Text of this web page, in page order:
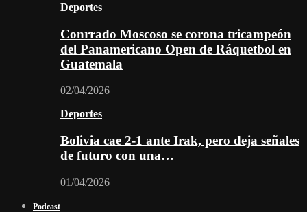
Deportes
Conrrado Moscoso se corona tricampeón
del Panamericano Open de Ráquetbol en
Guatemala
02/04/2026
Deportes
Bolivia cae 2-1 ante Irak, pero deja señales
de futuro con una…
01/04/2026
Podcast